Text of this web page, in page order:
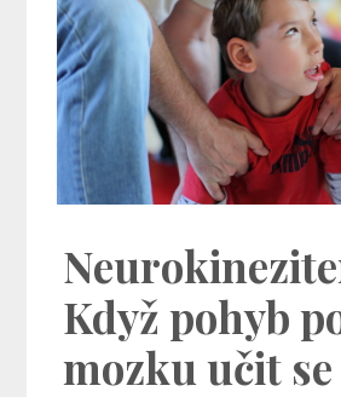
Když pohyb
mozku učit se